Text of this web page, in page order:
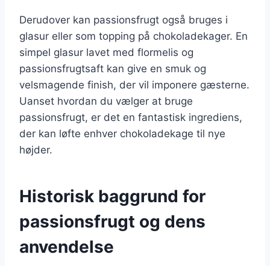
Derudover kan passionsfrugt også bruges i
glasur eller som topping på chokoladekager. En
simpel glasur lavet med flormelis og
passionsfrugtsaft kan give en smuk og
velsmagende finish, der vil imponere gæsterne.
Uanset hvordan du vælger at bruge
passionsfrugt, er det en fantastisk ingrediens,
der kan løfte enhver chokoladekage til nye
højder.
Historisk baggrund for
passionsfrugt og dens
anvendelse